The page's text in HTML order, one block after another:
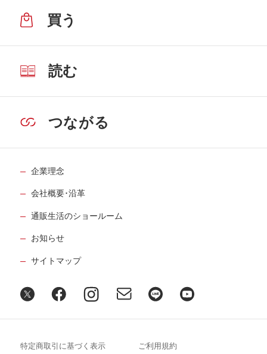
買う
読む
つながる
企業理念
会社概要･沿革
通販生活のショールーム
お知らせ
サイトマップ
特定商取引に基づく表示 ご利用規約